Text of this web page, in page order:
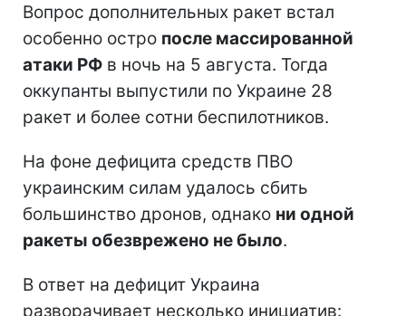
Вопрос дополнительных ракет встал
особенно остро после массированной
атаки РФ в ночь на 5 августа. Тогда
оккупанты выпустили по Украине 28
ракет и более сотни беспилотников.
На фоне дефицита средств ПВО
украинским силам удалось сбить
большинство дронов, однако ни одной
ракеты обезврежено не было.
В ответ на дефицит Украина
разворачивает несколько инициатив: